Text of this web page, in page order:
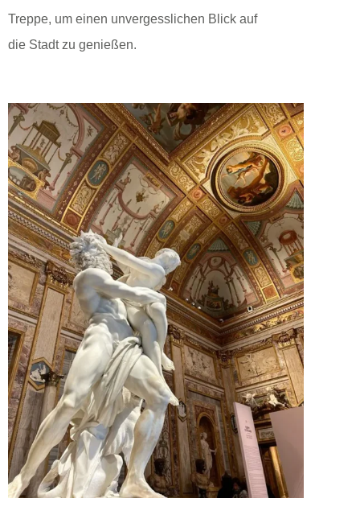
Treppe, um einen unvergesslichen Blick auf
die Stadt zu genießen.